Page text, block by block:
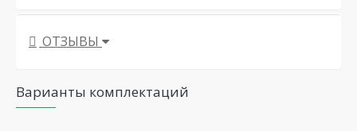
ОТЗЫВЫ
Варианты комплектаций